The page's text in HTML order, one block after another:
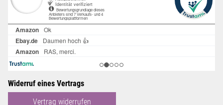
Widerruf eines Vertrags
Vertrag widerrufen